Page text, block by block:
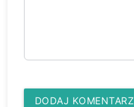
DODAJ KOMENTARZ